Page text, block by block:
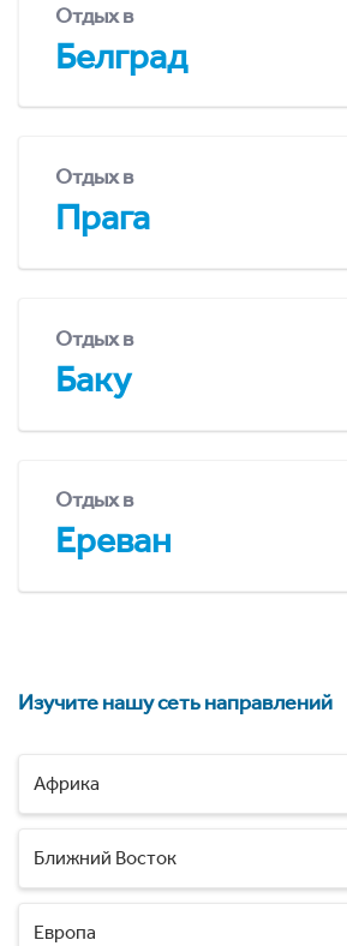
Отдых в
Белград
Отдых в
Прага
Отдых в
Баку
Отдых в
Ереван
Изучите нашу сеть направлений
Африка
Ближний Восток
Европа